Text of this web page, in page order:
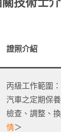
證照介紹
丙級工作範圍
汽車之定期保
檢查、調整、
情＞